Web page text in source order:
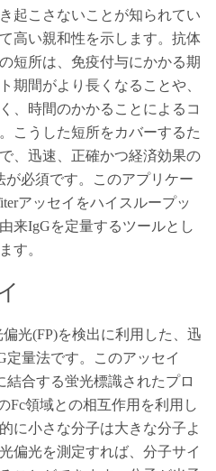
起こさないことが知られてい
高い親和性を示します。抗体
短所は、免疫付与にかかる期
期間がより長くなることや、
、時間のかかることによるコ
こうした短所をカバーするた
、迅速、正確かつ経済効果の
必須です。このアプリケー
アッセイをハイスループッ
来IgGを定量するツールとし
す。
光(FP)を検出に利用した、迅
量法です。このアッセイ
結合する蛍光標識されたプロ
Fc領域との相互作用を利用し
に小さな分子は大きな分子よ
偏光を測定すれば、分子サイ